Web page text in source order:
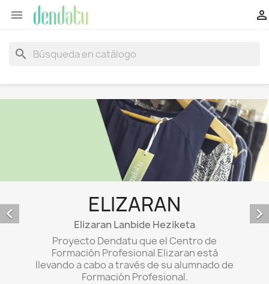
 
search
ELIZARAN
Elizaran Lanbide Heziketa
Proyecto Dendatu que el Centro de
Formación Profesional Elizaran está
llevando a cabo a través de su alumnado de
Formación Profesional.
 